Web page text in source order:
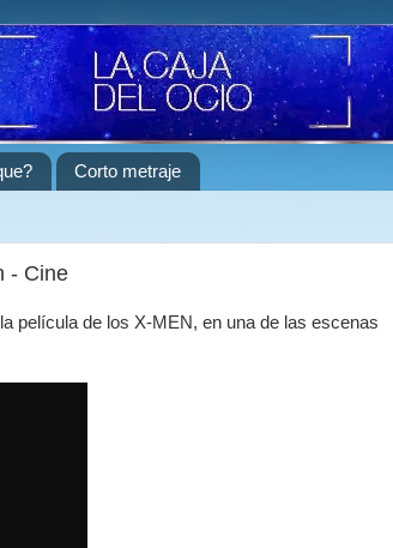
Corto metraje
- Cine
película de los X-MEN, en una de las escenas